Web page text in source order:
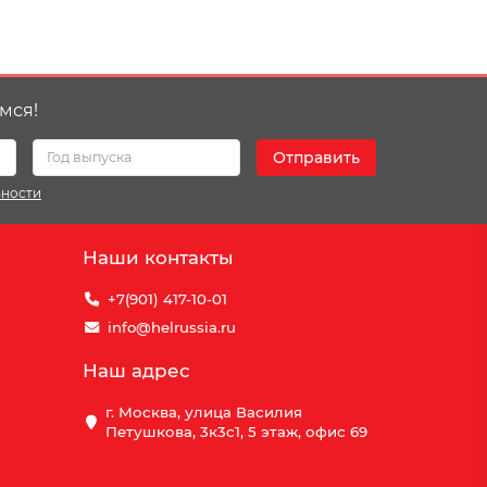
Отправить
Наши контакты
+7(901) 417-10-01
info@helrussia.ru
Наш адрес
г. Москва, улица Василия
Петушкова, 3к3c1, 5 этаж, офис 69